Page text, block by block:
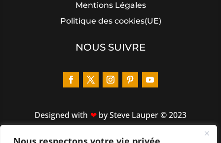
Mentions Légales
Politique des cookies(UE)
NOUS SUIVRE
Designed with by Steve Lauper © 2023